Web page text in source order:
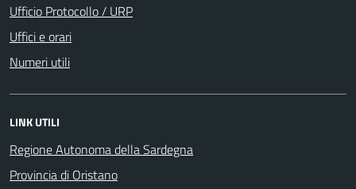
Ufficio Protocollo / URP
Uffici e orari
Numeri utili
LINK UTILI
Regione Autonoma della Sardegna
Provincia di Oristano